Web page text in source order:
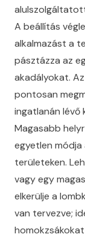
A beállítás
alkalmazást a
pásztázza az
akadályokat.
pontosan
ingatlanán lévő
Magasabb
egyetlen módja
területeken.
vagy egy
elkerülje a
van tervezve;